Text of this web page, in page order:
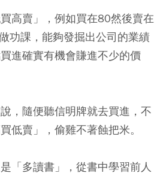
高賣」，例如買在80然後賣在
功課，能夠發掘出公司的業績
進確實有機會賺進不少的價
，隨便聽信明牌就去買進，不
低賣」，偷雞不著蝕把米。
「多讀書」，從書中學習前人